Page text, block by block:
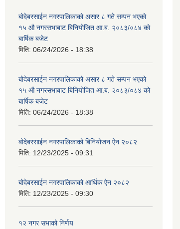
बोदेबरसाईन नगरपालिकाको असार ८ गते सम्पन भएको
१५ ‍‍‍औ नगरसभाबाट बिनियोजित आ.ब. २०८३/०८४ को
बार्षिक बजेट
मिति: 06/24/2026 - 18:38
बोदेबरसाईन नगरपालिकाको असार ८ गते सम्पन भएको
१५ ‍‍‍औ नगरसभाबाट बिनियोजित आ.ब. २०८३/०८४ को
बार्षिक बजेट
मिति: 06/24/2026 - 18:38
बोदेबरसाईन नगरपालिकाको बिनियोजन ऐन २०८२
मिति: 12/23/2025 - 09:31
बोदेबरसाईन नगरपालिकाको आर्थिक ऐन २०८२
मिति: 12/23/2025 - 09:30
१२ नगर सभाको निर्णय